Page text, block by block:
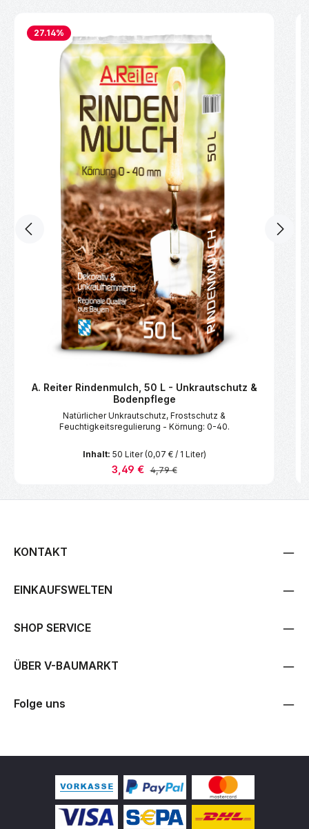
27.14%
A. Reiter Rindenmulch, 50 L - Unkrautschutz &
Bodenpflege
Natürlicher Unkrautschutz, Frostschutz &
Feuchtigkeitsregulierung - Körnung: 0-40.
Inhalt: 50 Liter(0,07 € / 1 Liter)
Verkaufspreis:
3,49 € Regulärer Preis:
4,79 €
KONTAKT
EINKAUFSWELTEN
SHOP SERVICE
ÜBER V-BAUMARKT
Folge uns